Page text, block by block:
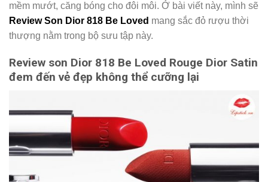
mềm mướt, căng bóng cho đôi môi. Ở bài viết này, mình sẽ
Review Son Dior 818 Be Loved mang sắc đỏ rượu thời
thượng nằm trong bộ sưu tập này.
Review son Dior 818 Be Loved Rouge Dior Satin
đem đến vẻ đẹp không thể cưỡng lại